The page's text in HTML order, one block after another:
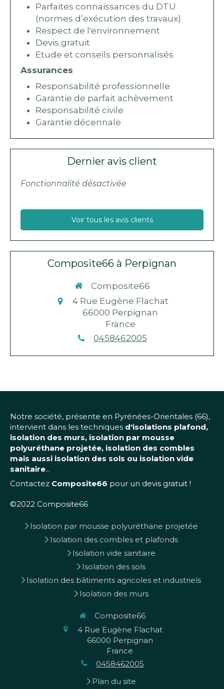
Parfaites connaissances du DTU
(normes d’exécution des travaux)
Respect de l'environnement
Devis gratuit
Etude et conseils personnalisés
Assurances
Responsabilité professionnelle
Garantie de parfait achèvement
Responsabilité civile
Garantie décennale
Dernier avis client
Fonctionnalité désactivée
Voir tous les avis clients
Composite66 à Perpignan
Composite66
4 Rue Eugène Flachat
66000 Perpignan
France
0458462005
Notre société, présente en Pyrénées-Orientales (66),
intervient dans les techniques d'isolations plafond,
isolation des murs, isolation par mousse
polyuréthane projetée, isolation des combles
mais aussi isolation des sols ou isolation vide
sanitaire...
Contactez Composite66 pour un devis gratuit !
©2022 Composite66
Isolation par mousse polyuréthane projetée
Isolation des combles et plafonds
Isolation vide sanitaire
Isolation des sols
Isolation des bâtiments agricoles et industriels
Isolation des murs
Composite66
4 Rue Eugène Flachat
66000 Perpignan
France
0458462005
Plan du site